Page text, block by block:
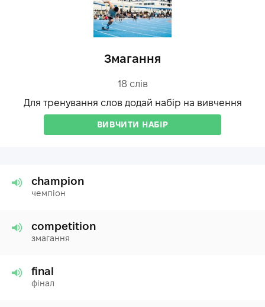
Змагання
18слів
Для тренування слов додай набір на вивчення
ВИВЧИТИ НАБІР
champion
чемпіон
competition
змагання
final
фінал